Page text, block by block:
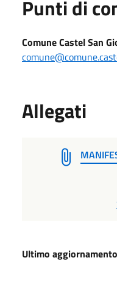
Punti di
Comune Castel San
Allegati
Ultimo aggiornamento